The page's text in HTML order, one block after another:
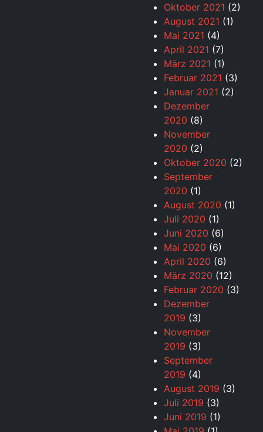
Oktober 2021 (2)
August 2021 (1)
Mai 2021 (4)
April 2021 (7)
März 2021 (1)
Februar 2021 (3)
Januar 2021 (2)
Dezember
2020 (8)
November
2020 (2)
Oktober 2020 (2)
September
2020 (1)
August 2020 (1)
Juli 2020 (1)
Juni 2020 (6)
Mai 2020 (6)
April 2020 (6)
März 2020 (12)
Februar 2020 (3)
Dezember
2019 (3)
November
2019 (3)
September
2019 (4)
August 2019 (3)
Juli 2019 (3)
Juni 2019 (1)